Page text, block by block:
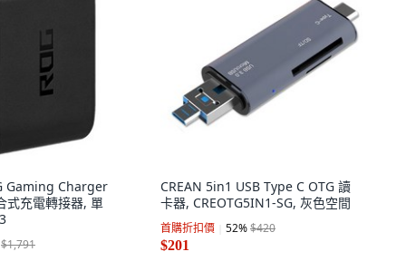
Gaming Charger
式充電轉接器, 單
$1,791
CREAN 5in1 USB Type C OTG 讀
卡器, CREOTG5IN1-SG, 灰色空間
首購折扣價 52%$420
$201